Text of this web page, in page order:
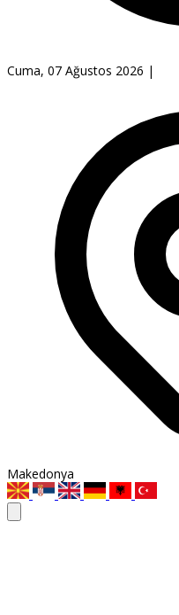
Cuma, 07 Ağustos 2026 |
Makedonya